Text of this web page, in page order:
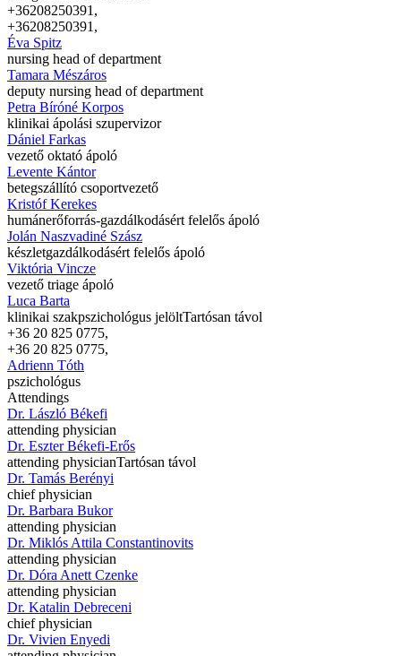
+36208250391,
+36208250391,
Éva Spitz
nursing head of department
Tamara Mészáros
deputy nursing head of department
Petra Bíróné Korpos
klinikai ápolási szupervizor
Dániel Farkas
vezető oktató ápoló
Levente Kántor
betegszállító csoportvezető
Kristóf Kerekes
humánerőforrás-gazdálkodásért felelős ápoló
Jolán Naszvadiné Szász
készletgazdálkodásért felelős ápoló
Viktória Vincze
vezető triage ápoló
Luca Barta
klinikai szakpszichológus jelöltTartósan távol
+36 20 825 0775,
+36 20 825 0775,
Adrienn Tóth
pszichológus
Attendings
Dr. László Békefi
attending physician
Dr. Eszter Békefi-Erős
attending physicianTartósan távol
Dr. Tamás Berényi
chief physician
Dr. Barbara Bukor
attending physician
Dr. Miklós Attila Constantinovits
attending physician
Dr. Dóra Anett Czenke
attending physician
Dr. Katalin Debreceni
chief physician
Dr. Vivien Enyedi